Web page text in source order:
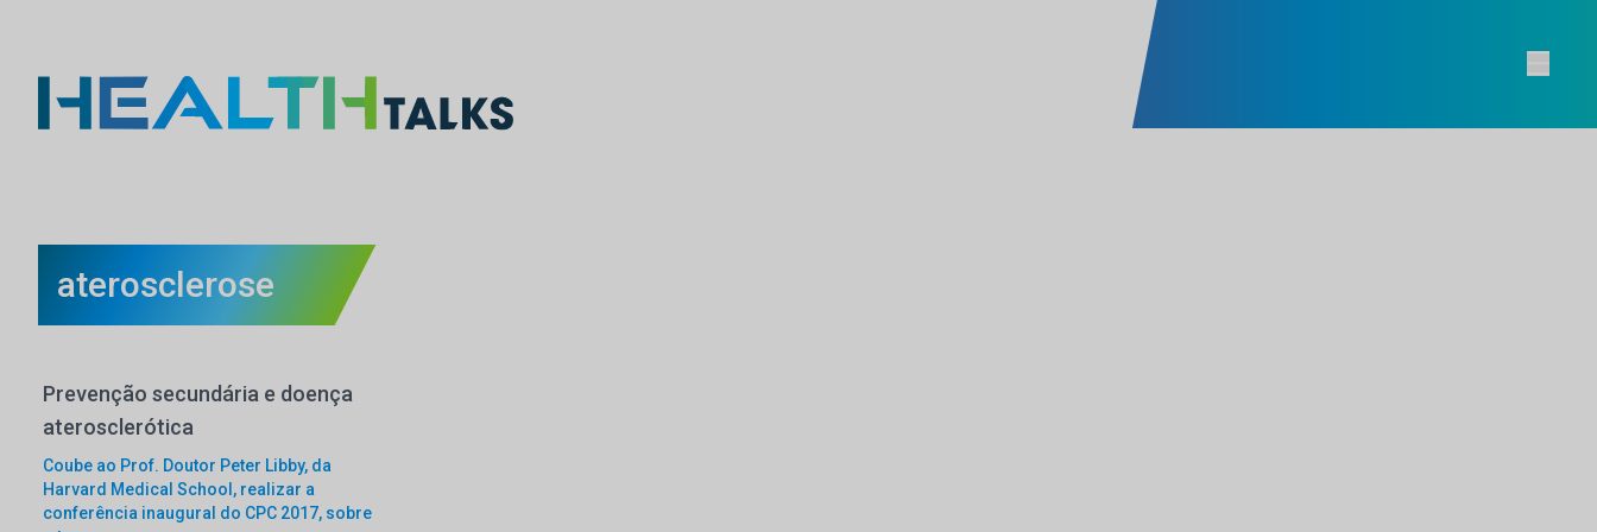
aterosclerose
Prevenção secundária e doença
aterosclerótica
Coube ao Prof. Doutor Peter Libby, da
Harvard Medical School, realizar a
conferência inaugural do CPC 2017, sobre